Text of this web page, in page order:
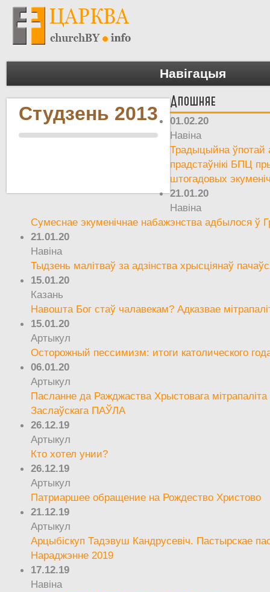
Навігацыя
Студзень 2013
Апошняе
01.02.20
Навіна
Традыцыйна ўпотай
прадстаўнікі БПЦ
штогадовых
21.01.20
Навіна
Сумеснае экуменічнае набажэнства адбылося ў
21.01.20
Навіна
Тыдзень малітваў за адзінства хрысціянаў
15.01.20
Казань
Навошта Бог стаў чалавекам? Адказвае
15.01.20
Артыкул
Осторожный пессимизм: итоги католического
06.01.20
Артыкул
Пасланне да Ражджаства Хрыстовага мітрапаліта
Заслаўскага ПАЎЛА
26.12.19
Артыкул
Кто хотел унии?
26.12.19
Артыкул
Патриаршее обращение на Рождество Христово
21.12.19
Артыкул
Арцыбіскуп Тадэвуш Кандрусевіч. Пастырскае
Нараджэнне 2019
17.12.19
Навіна